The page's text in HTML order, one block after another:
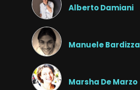
Alberto Damiani
Manuele Bardizza
Marsha De Marzo